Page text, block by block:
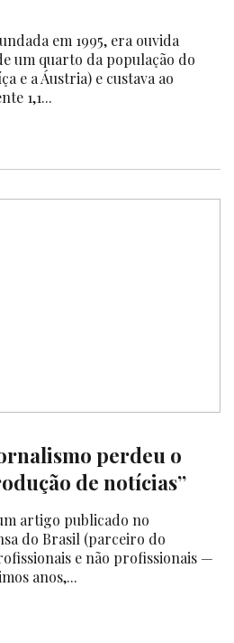
em 1995, era ouvida
um quarto da população do
e a Áustria) e custava ao
1,1...
perdeu o
de notícias”
artigo publicado no
do Brasil (parceiro do
e não profissionais —
anos,...